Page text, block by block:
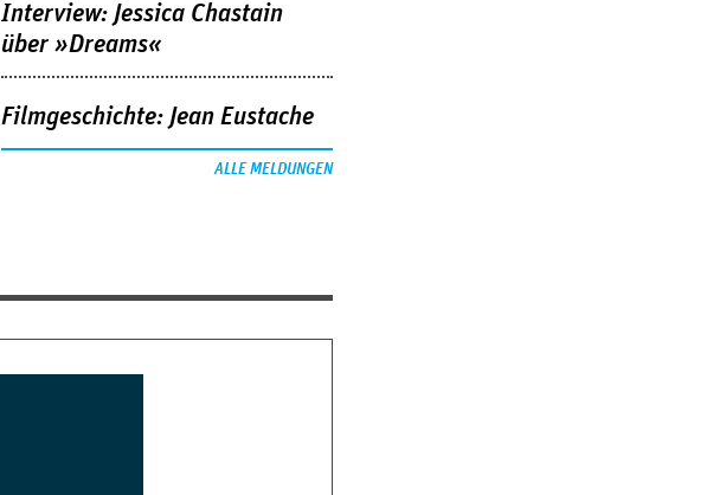
Interview: Jessica Chastain
über »Dreams«
Filmgeschichte: Jean Eustache
ALLE MELDUNGEN